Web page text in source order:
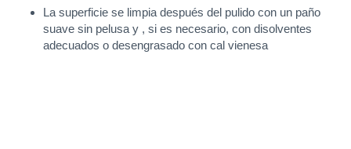
La superficie se limpia después del pulido con un paño
suave sin pelusa y , si es necesario, con disolventes
adecuados o desengrasado con cal vienesa